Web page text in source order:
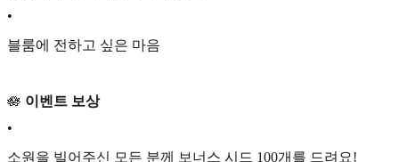
•
블룸에 전하고 싶은 마음
🪷 이벤트 보상
•
소원을 빌어주신 모든 분께 보너스 시드 100개를 드려요!